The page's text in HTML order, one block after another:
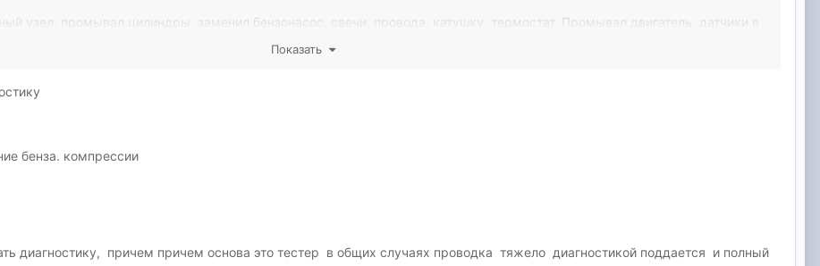
узел, промывал цилиндры, заменил бензонасос, свечи, провода, катушку, термостат. Промывал двигатель, датчики в
Показать
бенза. компрессии
диагностику, причем причем основа это тестер в общих случаях проводка тяжело диагностикой поддается и полный